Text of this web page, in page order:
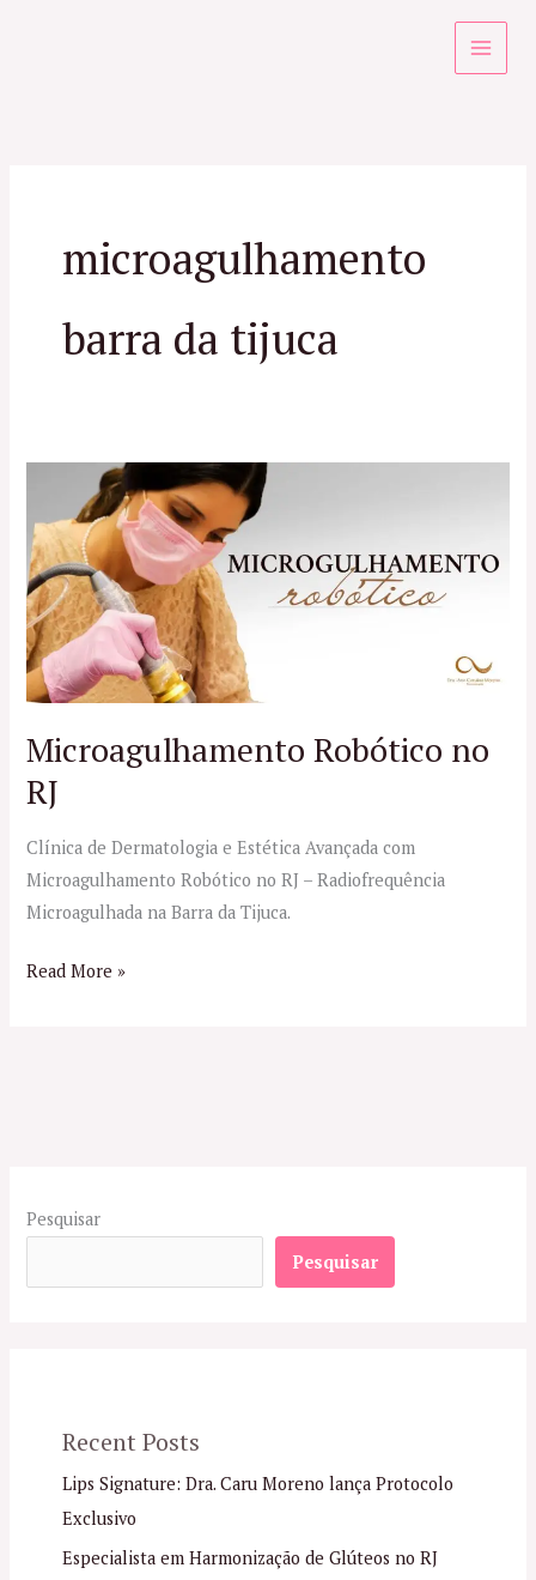
microagulhamento
barra da tijuca
Microagulhamento Robótico no
RJ
Clínica de Dermatologia e Estética Avançada com
Microagulhamento Robótico no RJ – Radiofrequência
Microagulhada na Barra da Tijuca.
Microagulhamento
Robótico
no
RJ
Read More »
Pesquisar
Pesquisar
Recent Posts
Lips Signature: Dra. Caru Moreno lança Protocolo
Exclusivo
Especialista em Harmonização de Glúteos no RJ